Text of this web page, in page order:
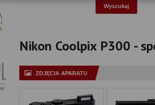
Nikon Coolpix P300 -
ZDJĘCIA APARATU